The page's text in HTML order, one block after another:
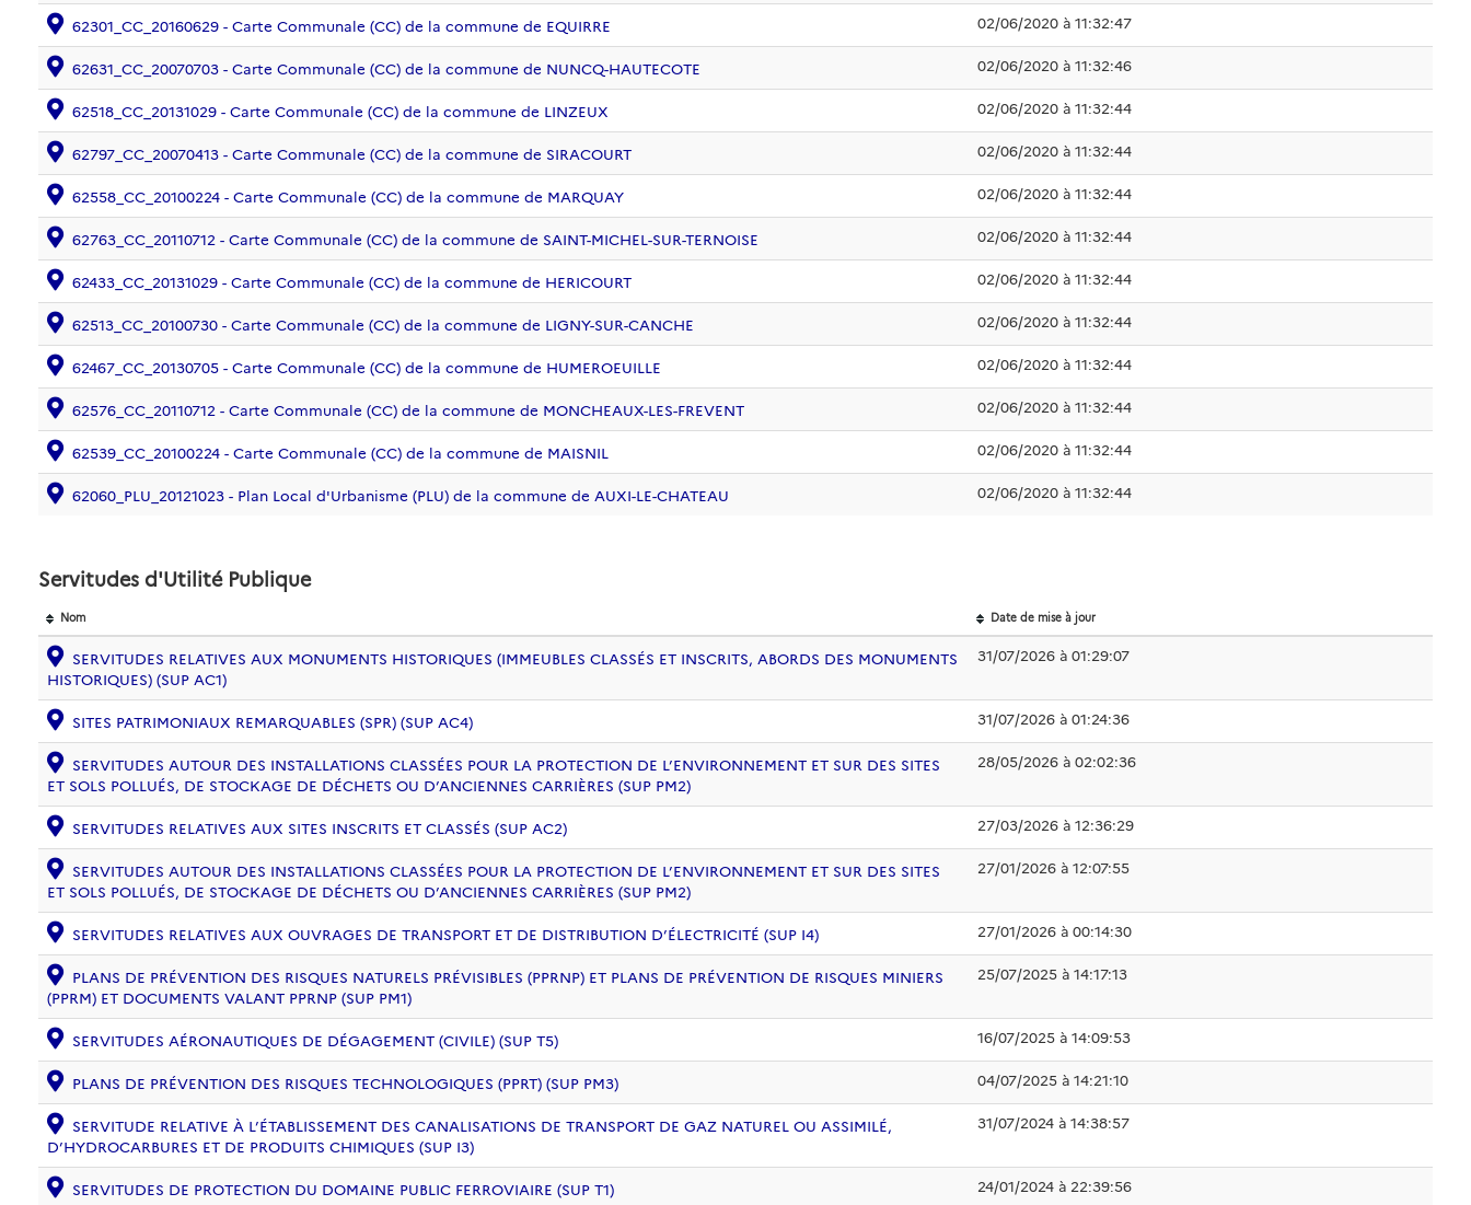
62301_CC_20160629 - Carte Communale (CC) de la commune de EQUIRRE 02/06/2020 à 11:32:47
62631_CC_20070703 - Carte Communale (CC) de la commune de NUNCQ-HAUTECOTE 02/06/2020 à 11:32:46
62518_CC_20131029 - Carte Communale (CC) de la commune de LINZEUX 02/06/2020 à 11:32:44
62797_CC_20070413 - Carte Communale (CC) de la commune de SIRACOURT 02/06/2020 à 11:32:44
62558_CC_20100224 - Carte Communale (CC) de la commune de MARQUAY 02/06/2020 à 11:32:44
62763_CC_20110712 - Carte Communale (CC) de la commune de SAINT-MICHEL-SUR-TERNOISE 02/06/2020 à 11:32:44
62433_CC_20131029 - Carte Communale (CC) de la commune de HERICOURT 02/06/2020 à 11:32:44
62513_CC_20100730 - Carte Communale (CC) de la commune de LIGNY-SUR-CANCHE 02/06/2020 à 11:32:44
62467_CC_20130705 - Carte Communale (CC) de la commune de HUMEROEUILLE 02/06/2020 à 11:32:44
62576_CC_20110712 - Carte Communale (CC) de la commune de MONCHEAUX-LES-FREVENT 02/06/2020 à 11:32:44
62539_CC_20100224 - Carte Communale (CC) de la commune de MAISNIL 02/06/2020 à 11:32:44
62060_PLU_20121023 - Plan Local d'Urbanisme (PLU) de la commune de AUXI-LE-CHATEAU 02/06/2020 à 11:32:44
Servitudes d'Utilité Publique
Nom Date de mise à jour
SERVITUDES RELATIVES AUX MONUMENTS HISTORIQUES (IMMEUBLES CLASSÉS ET INSCRITS, ABORDS DES MONUMENTS
HISTORIQUES) (SUP AC1)
31/07/2026 à 01:29:07
SITES PATRIMONIAUX REMARQUABLES (SPR) (SUP AC4) 31/07/2026 à 01:24:36
SERVITUDES AUTOUR DES INSTALLATIONS CLASSÉES POUR LA PROTECTION DE L’ENVIRONNEMENT ET SUR DES SITES
ET SOLS POLLUÉS, DE STOCKAGE DE DÉCHETS OU D’ANCIENNES CARRIÈRES (SUP PM2)
28/05/2026 à 02:02:36
SERVITUDES RELATIVES AUX SITES INSCRITS ET CLASSÉS (SUP AC2) 27/03/2026 à 12:36:29
SERVITUDES AUTOUR DES INSTALLATIONS CLASSÉES POUR LA PROTECTION DE L’ENVIRONNEMENT ET SUR DES SITES
ET SOLS POLLUÉS, DE STOCKAGE DE DÉCHETS OU D’ANCIENNES CARRIÈRES (SUP PM2)
27/01/2026 à 12:07:55
SERVITUDES RELATIVES AUX OUVRAGES DE TRANSPORT ET DE DISTRIBUTION D’ÉLECTRICITÉ (SUP I4) 27/01/2026 à 00:14:30
PLANS DE PRÉVENTION DES RISQUES NATURELS PRÉVISIBLES (PPRNP) ET PLANS DE PRÉVENTION DE RISQUES MINIERS
(PPRM) ET DOCUMENTS VALANT PPRNP (SUP PM1)
25/07/2025 à 14:17:13
SERVITUDES AÉRONAUTIQUES DE DÉGAGEMENT (CIVILE) (SUP T5) 16/07/2025 à 14:09:53
PLANS DE PRÉVENTION DES RISQUES TECHNOLOGIQUES (PPRT) (SUP PM3) 04/07/2025 à 14:21:10
SERVITUDE RELATIVE À L’ÉTABLISSEMENT DES CANALISATIONS DE TRANSPORT DE GAZ NATUREL OU ASSIMILÉ,
D’HYDROCARBURES ET DE PRODUITS CHIMIQUES (SUP I3)
31/07/2024 à 14:38:57
SERVITUDES DE PROTECTION DU DOMAINE PUBLIC FERROVIAIRE (SUP T1) 24/01/2024 à 22:39:56